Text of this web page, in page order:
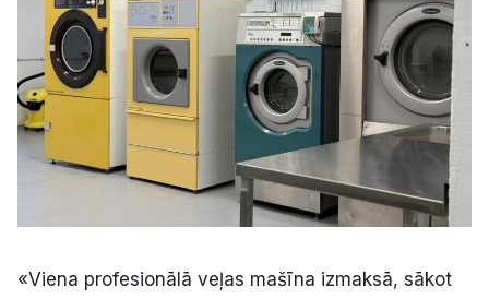
«Viena profesionālā veļas mašīna izmaksā, sākot